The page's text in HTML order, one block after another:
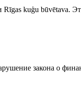
kuģu būvētava.
закона о